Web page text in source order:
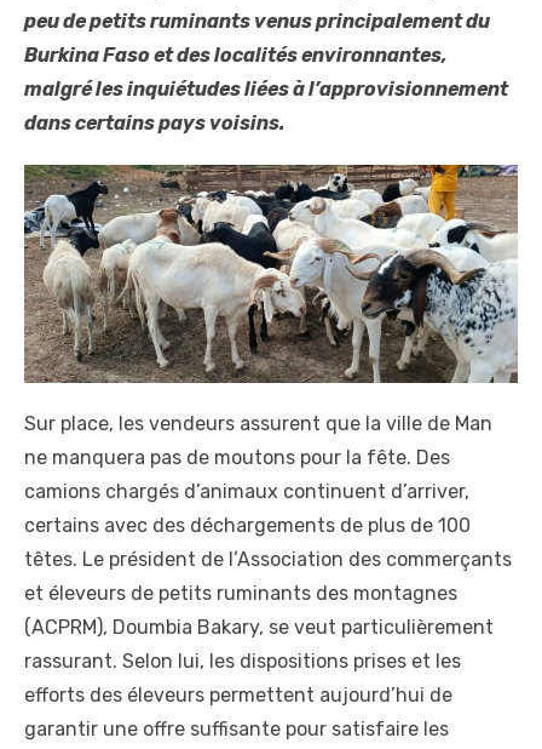
peu de petits ruminants venus principalement du
Burkina Faso et des localités environnantes,
malgré les inquiétudes liées à l’approvisionnement
dans certains pays voisins.
Sur place, les vendeurs assurent que la ville de Man
ne manquera pas de moutons pour la fête. Des
camions chargés d’animaux continuent d’arriver,
certains avec des déchargements de plus de 100
têtes. Le président de l’Association des commerçants
et éleveurs de petits ruminants des montagnes
(ACPRM), Doumbia Bakary, se veut particulièrement
rassurant. Selon lui, les dispositions prises et les
efforts des éleveurs permettent aujourd’hui de
garantir une offre suffisante pour satisfaire les